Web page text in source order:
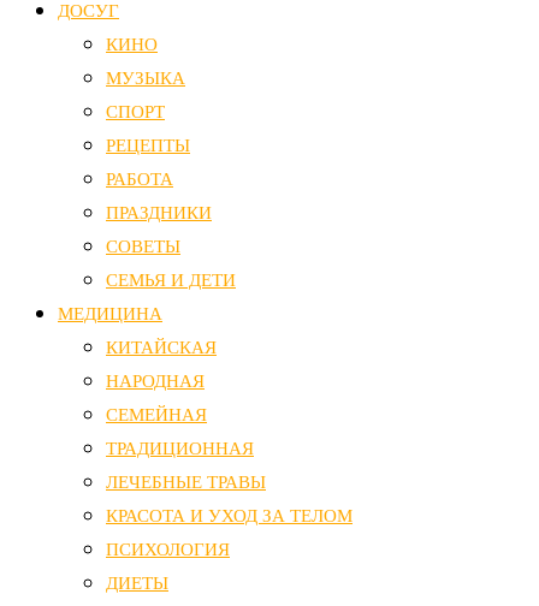
ДОСУГ
КИНО
МУЗЫКА
СПОРТ
РЕЦЕПТЫ
РАБОТА
ПРАЗДНИКИ
СОВЕТЫ
СЕМЬЯ И ДЕТИ
МЕДИЦИНА
КИТАЙСКАЯ
НАРОДНАЯ
СЕМЕЙНАЯ
ТРАДИЦИОННАЯ
ЛЕЧЕБНЫЕ ТРАВЫ
КРАСОТА И УХОД ЗА ТЕЛОМ
ПСИХОЛОГИЯ
ДИЕТЫ